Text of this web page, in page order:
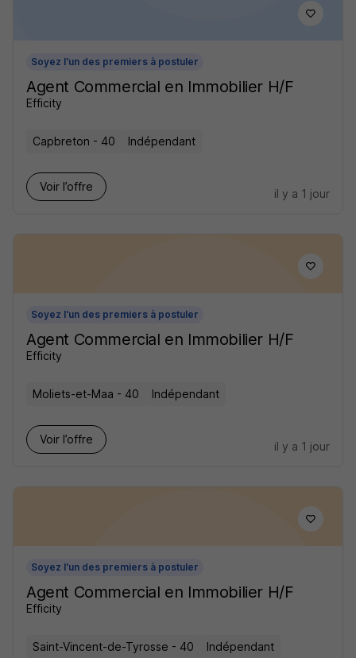
Soyez l'un des premiers à postuler
Agent Commercial en Immobilier H/F
Efficity
Capbreton - 40 Indépendant
Voir l’offre
il y a 1 jour
Soyez l'un des premiers à postuler
Agent Commercial en Immobilier H/F
Efficity
Moliets-et-Maa - 40 Indépendant
Voir l’offre
il y a 1 jour
Soyez l'un des premiers à postuler
Agent Commercial en Immobilier H/F
Efficity
Saint-Vincent-de-Tyrosse - 40 Indépendant